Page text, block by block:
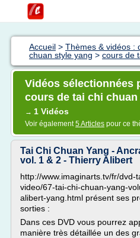
Accueil > Thèmes & vidéos :
chuan style yang > cours de
Vidéos sélectionnées
cours de tai chi chuan
→ 1 Vidéos
Voir également5 Articles pour ce
Tai Chi Chuan Yang -
vol. 1 & 2 - Thierry Alibert
http://www.imaginarts.tv/fr/dvd-
video/67-tai-chi-chuan-yang-
alibert-yang.html présent ses
sorties :
Dans ces DVD vous pourrez
manière très détaillée un des